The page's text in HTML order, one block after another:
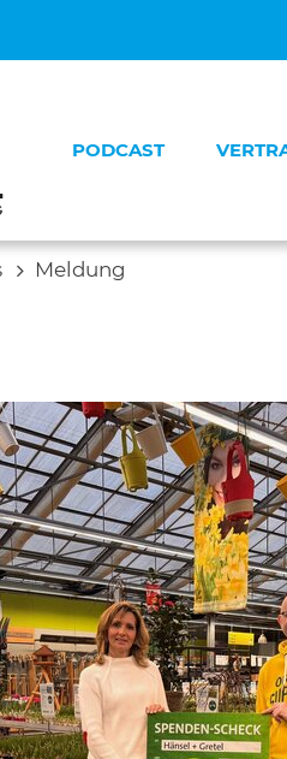
PODCAST
Unsere Menschen
Kontakt
Meldung
die Grundfunktionen der
unserer Website